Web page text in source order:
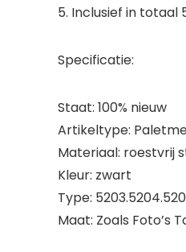
5. Inclusief in
Specificatie:
Staat: 100% nieuw
Artikeltype:
Materiaal: roestvrij
Kleur: zwart
Type:
Maat: Zoals Foto’s